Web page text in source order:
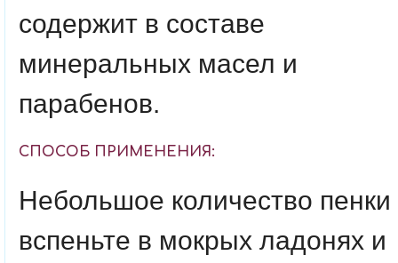
содержит в составе
минеральных масел и
парабенов.
СПОСОБ ПРИМЕНЕНИЯ:
Небольшое количество пенки
вспеньте в мокрых ладонях и